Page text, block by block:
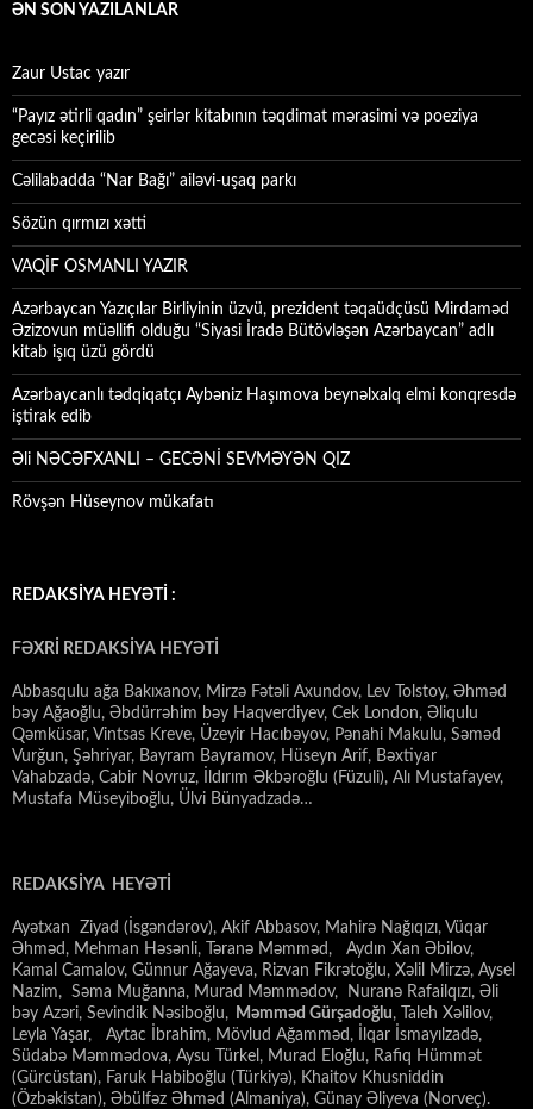
ƏN SON YAZILANLAR
Zaur Ustac yazır
“Payız ətirli qadın” şeirlər kitabının təqdimat mərasimi və poeziya
gecəsi keçirilib
Cəlilabadda “Nar Bağı” ailəvi-uşaq parkı
Sözün qırmızı xətti
VAQİF OSMANLI YAZIR
Azərbaycan Yazıçılar Birliyinin üzvü, prezident təqaüdçüsü Mirdaməd
Əzizovun müəllifi olduğu “Siyasi İradə Bütövləşən Azərbaycan” adlı
kitab işıq üzü gördü
Azərbaycanlı tədqiqatçı Aybəniz Haşımova beynəlxalq elmi konqresdə
iştirak edib
Əli NƏCƏFXANLI – GECƏNİ SEVMƏYƏN QIZ
Rövşən Hüseynov mükafatı
REDAKSİYA HEYƏTİ :
FƏXRİ REDAKSİYA HEYƏTİ
Abbasqulu ağa Bakıxanov, Mirzə Fətəli Axundov, Lev Tolstoy, Əhməd
bəy Ağaoğlu, Əbdürrəhim bəy Haqverdiyev, Cek London, Əliqulu
Qəmküsar, Vintsas Kreve, Üzeyir Hacıbəyov, Pənahi Makulu, Səməd
Vurğun, Şəhriyar, Bayram Bayramov, Hüseyn Arif, Bəxtiyar
Vahabzadə, Cabir Novruz, İldırım Əkbəroğlu (Füzuli), Alı Mustafayev,
Mustafa Müseyiboğlu, Ülvi Bünyadzadə…
REDAKSİYA HEYƏTİ
Ayətxan Ziyad (İsgəndərov), Akif Abbasov, Mahirə Nağıqızı, Vüqar
Əhməd, Mehman Həsənli, Təranə Məmməd, Aydın Xan Əbilov,
Kamal Camalov, Günnur Ağayeva, Rizvan Fikrətoğlu, Xəlil Mirzə, Aysel
Nazim, Səma Muğanna, Murad Məmmədov, Nuranə Rafailqızı, Əli
bəy Azəri, Sevindik Nəsiboğlu, Məmməd Gürşadoğlu, Taleh Xəlilov,
Leyla Yaşar, Aytac İbrahim, Mövlud Ağamməd, İlqar İsmayılzadə,
Südabə Məmmədova, Aysu Türkel, Murad Eloğlu, Rafiq Hümmət
(Gürcüstan), Faruk Habiboğlu (Türkiyə), Khaitov Khusniddin
(Özbəkistan), Əbülfəz Əhməd (Almaniya), Günay Əliyeva (Norveç).